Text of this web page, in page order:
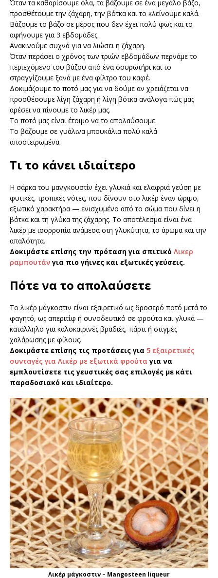
Όταν τα καθαρίσουμε όλα, τα βάζουμε σε ένα μεγάλο βάζο,
προσθέτουμε την ζάχαρη, την βότκα και το κλείνουμε καλά.
Βάζουμε το βάζο σε μέρος που δεν έχει πολύ φως και το
αφήνουμε για 3 εβδομάδες.
Ανακινούμε συχνά για να λιώσει η ζάχαρη.
Όταν περάσει ο χρόνος των τριών εβδομάδων περνάμε το
περιεχόμενο του βάζου από ένα σουρωτήρι και το
στραγγίζουμε ξανά με ένα φίλτρο του καφέ.
Δοκιμάζουμε το ποτό μας για να δούμε αν χρειάζεται να
προσθέσουμε λίγη ζάχαρη ή λίγη βότκα ανάλογα πώς μας
αρέσει να πίνουμε το λικέρ μας.
Το ποτό μας είναι έτοιμο να το απολαύσουμε.
Το βάζουμε σε γυάλινα μπουκάλια πολύ καλά
αποστειρωμένα.
Τι το κάνει ιδιαίτερο
Η σάρκα του μανγκουστίν έχει γλυκιά και ελαφριά γεύση με
φυτικές, τροπικές νότες, που δίνουν στο λικέρ έναν ώριμο,
εξωτικό χαρακτήρα — ενισχυμένο από το σώμα που δίνει η
βότκα και τη γλύκα της ζάχαρης. Το αποτέλεσμα είναι ένα
λικέρ με ισορροπία ανάμεσα στη γλυκύτητα, το άρωμα και την
απαλότητα.
Δοκιμάστε επίσης την πρόταση για σπιτικό Λικερ
ραμπουτάν για πιο γήινες και εξωτικές γεύσεις.
Πότε να το απολαύσετε
Το λικέρ μάγκοστιν είναι εξαιρετικό ως δροσερό ποτό μετά το
φαγητό, ως απεριτίφ ή συνοδευτικό σε φρούτα και γλυκά —
κατάλληλο για καλοκαιρινές βραδιές, πάρτι ή στιγμές
χαλάρωσης με φίλους.
Δοκιμάστε επίσης τις προτάσεις για 5 εξαιρετικές
συνταγές για Λικέρ με εξωτικά φρούτα για να
εμπλουτίσετε τις γευστικές σας επιλογές με κάτι
παραδοσιακό και ιδιαίτερο.
Λικέρ μάγκοστιν – Mangosteen liqueur